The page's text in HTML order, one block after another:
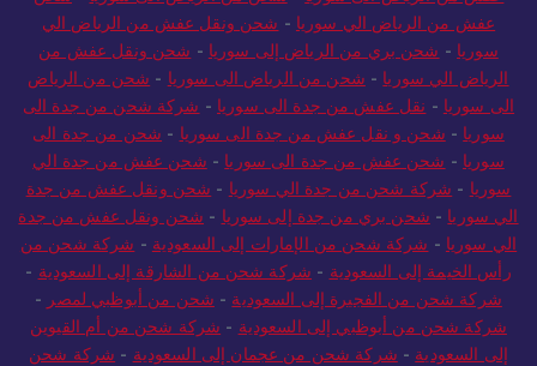
عفش من الرياض الي سوريا - شحن ونقل عفش من الرياض الي
سوريا - شحن بري من الرياض إلى سوريا - شحن ونقل عفش من
الرياض الي سوريا - شحن من الرياض الى سوريا - شحن من الرياض
الى سوريا - نقل عفش من جدة الى سوريا - شركة شحن من جدة الى
سوريا - شحن و نقل عفش من جدة الى سوريا - شحن من جدة الى
سوريا - شحن عفش من جدة الى سوريا - شحن عفش من جدة الي
سوريا - شركة شحن من جدة الي سوريا - شحن ونقل عفش من جدة
الي سوريا - شحن بري من جدة إلى سوريا - شحن ونقل عفش من جدة
الي سوريا - شركة شحن من الإمارات إلى السعودية - شركة شحن من
رأس الخيمة إلى السعودية - شركة شحن من الشارقة إلى السعودية -
شركة شحن من الفجيرة إلى السعودية - شحن من أبوظبي لمصر -
شركة شحن من أبوظبي إلى السعودية - شركة شحن من أم القيوين
إلى السعودية - شركة شحن من عجمان إلى السعودية - شركة شحن